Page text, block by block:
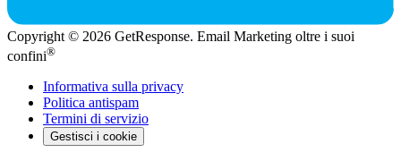
Copyright © 2026 GetResponse. Email Marketing oltre i suoi
confini®
Informativa sulla privacy
Politica antispam
Termini di servizio
Gestisci i cookie